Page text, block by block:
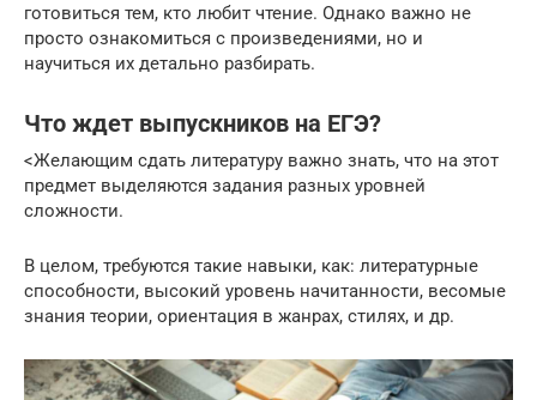
готовиться тем, кто любит чтение. Однако важно не
просто ознакомиться с произведениями, но и
научиться их детально разбирать.
Что ждет выпускников на ЕГЭ?
<Желающим сдать литературу важно знать, что на этот
предмет выделяются задания разных уровней
сложности.
В целом, требуются такие навыки, как: литературные
способности, высокий уровень начитанности, весомые
знания теории, ориентация в жанрах, стилях, и др.